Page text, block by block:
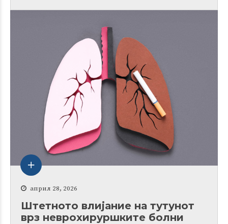
април 28, 2026
Штетното влијание на тутунот
врз неврохируршките болни